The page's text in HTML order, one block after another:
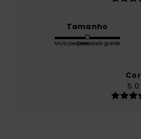
Tamanho
Muito pequenoDemasiado grande
Cor
5.0